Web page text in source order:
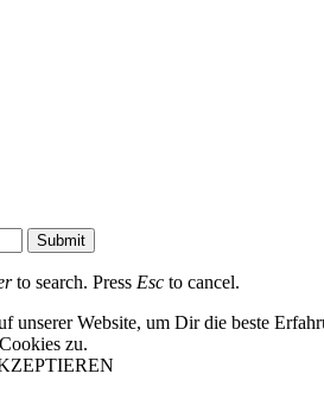
Submit
to search. Press Esc to cancel.
unserer Website, um Dir die beste
zu.